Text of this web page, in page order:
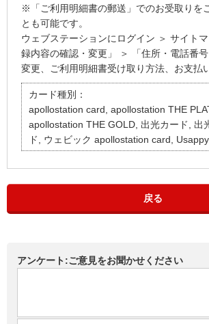
※「ご利用明細書の郵送」でのお受取りを
とも可能です。
ウェブステーションにログイン ＞ サイト
録内容の確認・変更」 ＞ 「住所・電話番
変更、ご利用明細書受け取り方法、お支払
カード種別：
apollostation card, apollostation THE
apollostation THE GOLD, 出光カード, 出
ド, ウェビック apollostation card,
戻る
アンケート:ご意見をお聞かせください